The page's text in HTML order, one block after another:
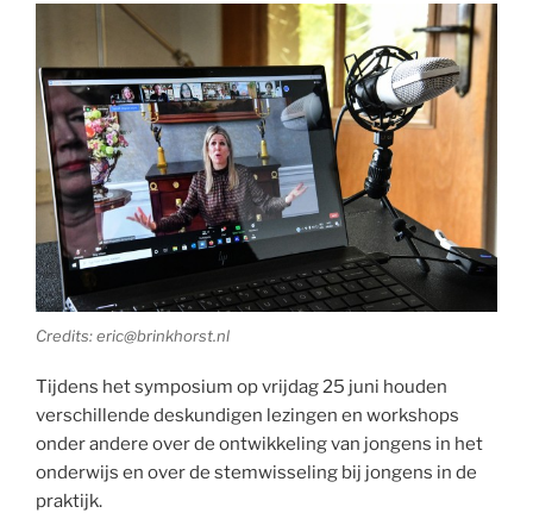
Credits: eric@brinkhorst.nl
Tijdens het symposium op vrijdag 25 juni houden
verschillende deskundigen lezingen en workshops
onder andere over de ontwikkeling van jongens in het
onderwijs en over de stemwisseling bij jongens in de
praktijk.